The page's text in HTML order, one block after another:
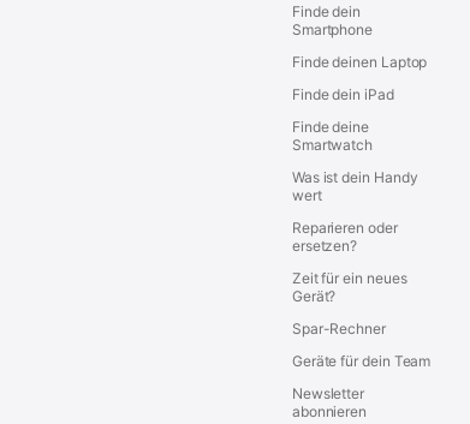
Finde dein
Smartphone
Finde deinen Laptop
Finde dein iPad
Finde deine
Smartwatch
Was ist dein Handy
wert
Reparieren oder
ersetzen?
Zeit für ein neues
Gerät?
Spar-Rechner
Geräte für dein Team
Newsletter
abonnieren